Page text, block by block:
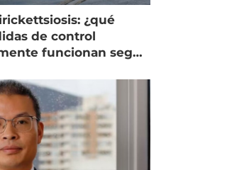
¿qué
de control
funcionan según